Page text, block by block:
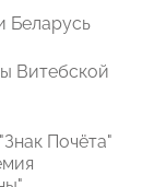
Беларусь
Витебской
Почёта"